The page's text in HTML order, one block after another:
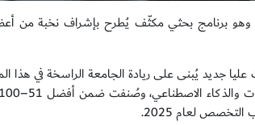
وهو برنامج بحثي مكثّف يُطرح بإشراف نخبة من
جديد يُبنى على ريادة الجامعة الراسخة في هذا
لعام 2025.